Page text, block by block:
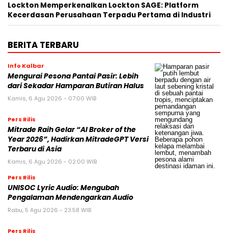
Lockton Memperkenalkan Lockton SAGE: Platform
Kecerdasan Perusahaan Terpadu Pertama di Industri
BERITA TERBARU
Info Kalbar
Mengurai Pesona Pantai Pasir: Lebih
dari Sekadar Hamparan Butiran Halus
Kamis, 6 Agu 2026 - 07:00 WIB
Pers Rilis
Mitrade Raih Gelar “AI Broker of the
Year 2026”, Hadirkan MitradeGPT Versi
Terbaru di Asia
Kamis, 6 Agu 2026 - 02:00 WIB
Pers Rilis
UNISOC Lyric Audio: Mengubah
Pengalaman Mendengarkan Audio
Rabu, 5 Agu 2026 - 23:58 WIB
Pers Rilis